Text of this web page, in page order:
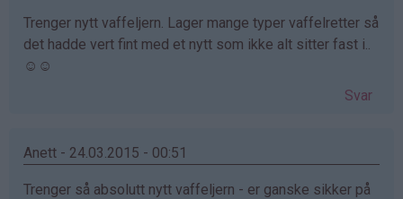
Trenger nytt vaffeljern. Lager mange typer vaffelretter så
det hadde vert fint med et nytt som ikke alt sitter fast i..
☺☺
Svar
Anett - 24.03.2015 - 00:51
Trenger så absolutt nytt vaffeljern - er ganske sikker på